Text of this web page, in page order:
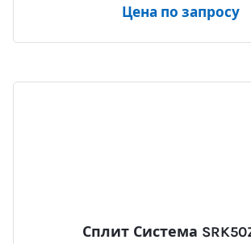
Цена по запросу
Сплит Система